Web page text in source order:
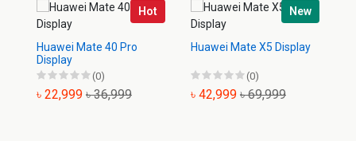
Hot
Huawei Mate 40 Pro
Display
(0)
৳ 22,999 ৳ 36,999
New
Huawei Mate X5 Display
(0)
৳ 42,999 ৳ 69,999